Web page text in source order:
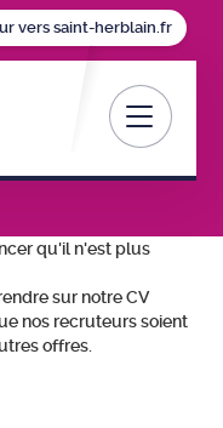
vers saint-herblain.fr
Toggle
qu'il n'est plus
sur notre CV
nos recruteurs soient
offres.